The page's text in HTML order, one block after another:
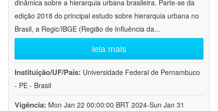
dinâmica sobre a hierarquia urbana brasileira. Parte-se da
edição 2018 do principal estudo sobre hierarquia urbana no
Brasil, a Regic/IBGE (Região de Influência da...
leia mais
Instituição/UF/País: Universidade Federal de Pernambuco
- PE - Brasil
Vigência: Mon Jan 22 00:00:00 BRT 2024-Sun Jan 31